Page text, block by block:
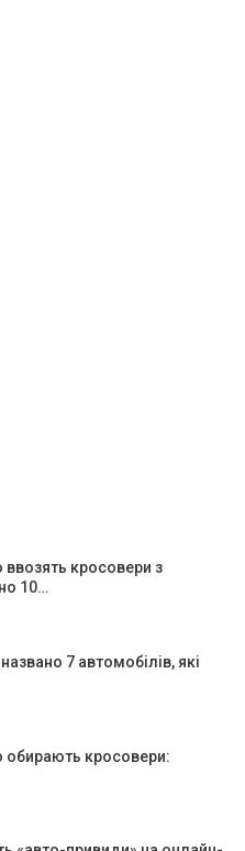
ввозять кросовери з
10…
7 автомобілів, які
обирають кросовери: